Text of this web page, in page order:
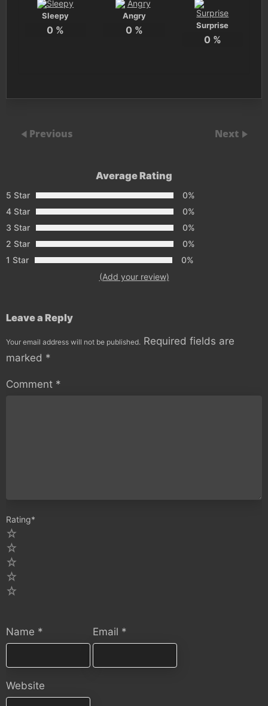
Sleepy
0 %
Angry
0 % Surprise
0 %
Previous Next
Average Rating
5 Star
0%
4 Star
0%
3 Star
0%
2 Star
0%
1 Star
0%
(Add your review)
Leave a Reply
Your email address will not be published. Required fields are
marked *
Comment *
Rating*
Name * Email *
Website